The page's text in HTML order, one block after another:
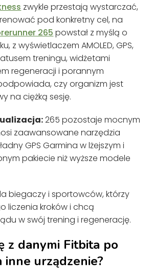
zwykle przestają wystarczać,
pod konkretny cel, na
265 powstał z myślą o
z wyświetlaczem AMOLED, GPS,
treningu, widżetami
regeneracji i porannym
czy organizm jest
na ciężką sesję.
265 pozostaje mocnym
zaawansowane narzędzia
GPS Garmina w lżejszym i
pakiecie niż wyższe modele
biegaczy i sportowców, którzy
liczenia kroków i chcą
w swój trening i regenerację.
z danymi Fitbita po
inne urządzenie?